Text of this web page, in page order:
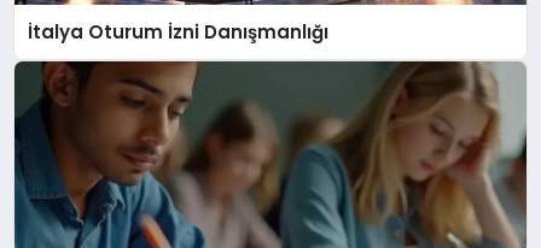
İtalya Oturum İzni Danışmanlığı